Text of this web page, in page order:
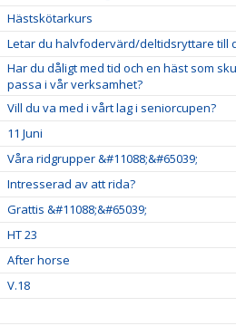
Hästskötarkurs
Letar du halvfodervärd/deltidsryttare till
Har du dåligt med tid och en häst som
passa i vår verksamhet?
Vill du va med i vårt lag i seniorcupen?
11 Juni
Våra ridgrupper &#11088;&#65039;
Intresserad av att rida?
Grattis &#11088;&#65039;
HT 23
After horse
V.18